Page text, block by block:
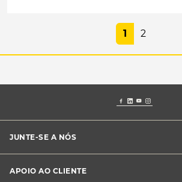
1 2
JUNTE-SE A NÓS
Franchising Midas
APOIO AO CLIENTE